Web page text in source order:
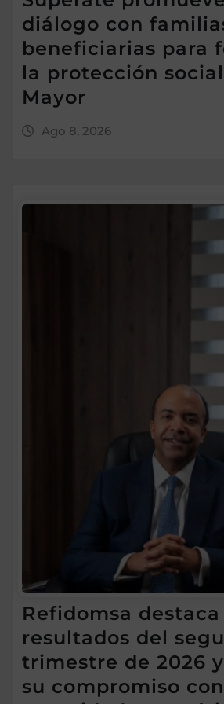
diálogo con
beneficiarias para
la protección
Mayor
Ago 8, 2026
Refidomsa destaca
resultados del
trimestre de 2026
su compromiso